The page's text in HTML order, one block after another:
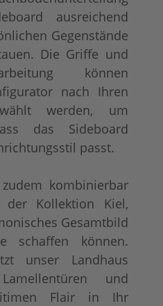
ausreichend
Gegenstände
Die Griffe und
können
nach Ihren
werden, um
das Sideboard
passt.
kombinierbar
Kollektion Kiel,
Gesamtbild
schaffen können.
unser Landhaus
und
Flair in Ihr